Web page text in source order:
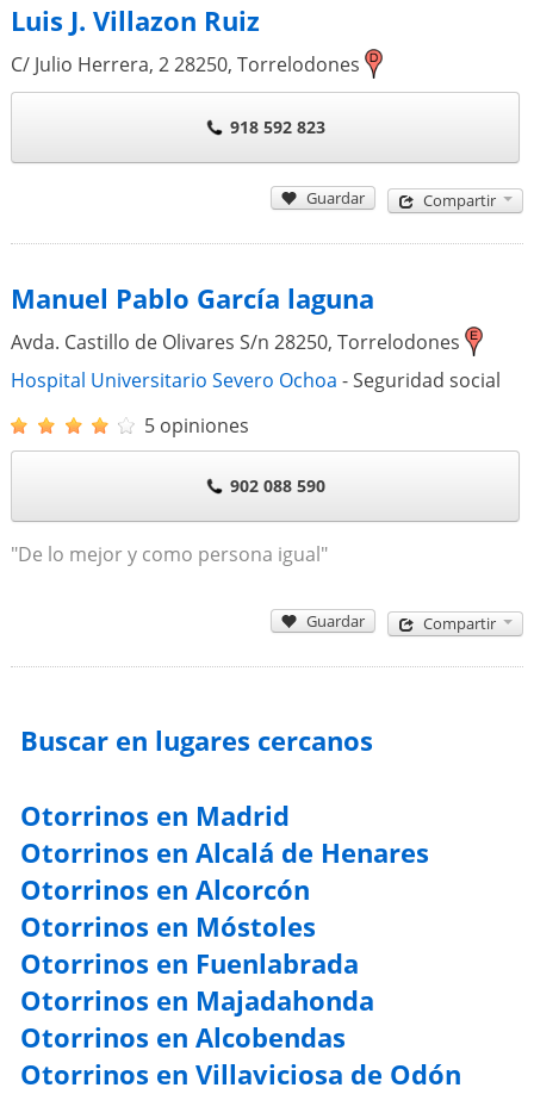
Luis J. Villazon Ruiz
C/ Julio Herrera, 228250, Torrelodones
918 592 823
Guardar Compartir
Manuel Pablo García laguna
Avda. Castillo de Olivares S/n 28250, Torrelodones
Hospital Universitario Severo Ochoa - Seguridad social
5 opiniones
902 088 590
"De lo mejor y como persona igual"
Guardar Compartir
Buscar en lugares cercanos
Otorrinos en Madrid
Otorrinos en Alcalá de Henares
Otorrinos en Alcorcón
Otorrinos en Móstoles
Otorrinos en Fuenlabrada
Otorrinos en Majadahonda
Otorrinos en Alcobendas
Otorrinos en Villaviciosa de Odón